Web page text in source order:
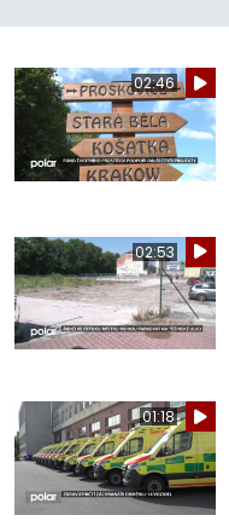
02:46
02:53
01:18